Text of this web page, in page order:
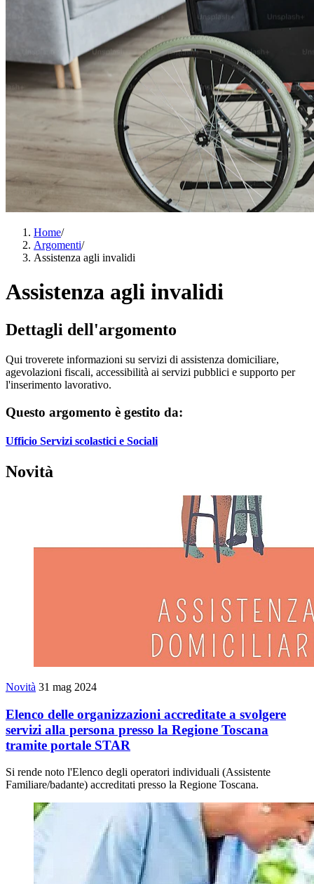
Home/
Argomenti/
Assistenza agli invalidi
Assistenza agli invalidi
Dettagli dell'argomento
Qui troverete informazioni su servizi di assistenza domiciliare,
agevolazioni fiscali, accessibilità ai servizi pubblici e supporto per
l'inserimento lavorativo.
Questo argomento è gestito da:
Ufficio Servizi scolastici e Sociali
Novità
Novità 31 mag 2024
Elenco delle organizzazioni accreditate a svolgere
servizi alla persona presso la Regione Toscana
tramite portale STAR
Si rende noto l'Elenco degli operatori individuali (Assistente
Familiare/badante) accreditati presso la Regione Toscana.